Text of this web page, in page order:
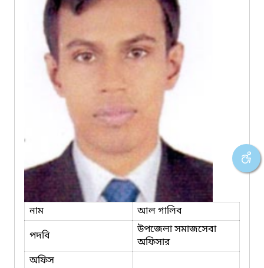
নাম
আল গালিব
পদবি
উপজেলা সমাজসেবা
অফিসার
অফিস